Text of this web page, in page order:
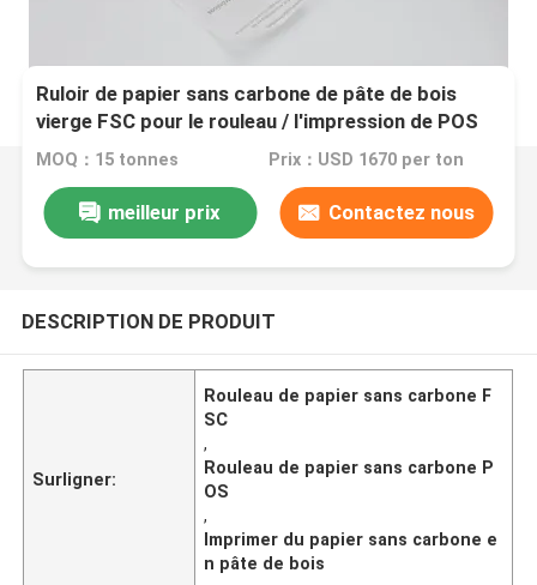
Ruloir de papier sans carbone de pâte de bois
vierge FSC pour le rouleau / l'impression de POS
MOQ：15 tonnes Prix：USD 1670 per ton
meilleur prix Contactez nous
DESCRIPTION DE PRODUIT
Surligner:
Rouleau de papier sans carbone F
SC
,
Rouleau de papier sans carbone P
OS
,
Imprimer du papier sans carbone e
n pâte de bois